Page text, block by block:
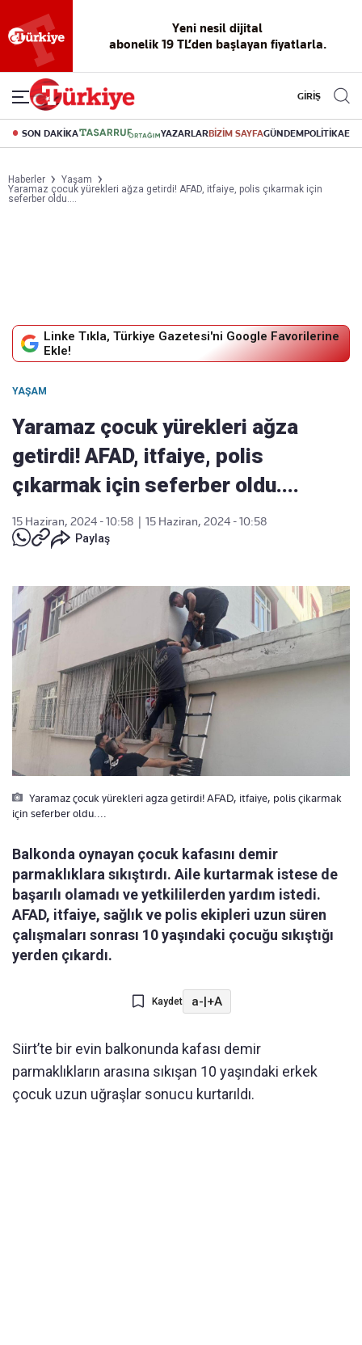
Yeni nesil dijital
abonelik 19 TL’den başlayan fiyatlarla.
GİRİŞ
SON DAKİKA YAZARLARBİZİM SAYFAGÜNDEMPOLİTİKA
Haberler
Yaşam
Yaramaz çocuk yürekleri ağza getirdi! AFAD, itfaiye, polis çıkarmak için
seferber oldu....
Linke Tıkla, Türkiye Gazetesi'ni Google Favorilerine
Ekle!
YAŞAM
Yaramaz çocuk yürekleri ağza
getirdi! AFAD, itfaiye, polis
çıkarmak için seferber oldu....
15 Haziran, 2024 - 10:58
15 Haziran, 2024 - 10:58
Paylaş
Yaramaz çocuk yürekleri agza getirdi! AFAD, itfaiye, polis çikarmak
için seferber oldu....
Balkonda oynayan çocuk kafasını demir
parmaklıklara sıkıştırdı. Aile kurtarmak istese de
başarılı olamadı ve yetkililerden yardım istedi.
AFAD, itfaiye, sağlık ve polis ekipleri uzun süren
çalışmaları sonrası 10 yaşındaki çocuğu sıkıştığı
yerden çıkardı.
Kaydet a-|+A
Siirt’te bir evin balkonunda kafası demir
parmaklıkların arasına sıkışan 10 yaşındaki erkek
çocuk uzun uğraşlar sonucu kurtarıldı.